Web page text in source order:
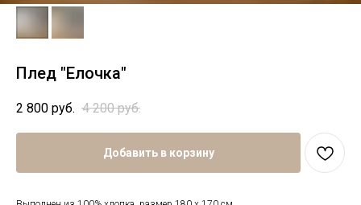
Плед "Елочка"
2 800 руб. 4 200 руб.
Добавить в корзину